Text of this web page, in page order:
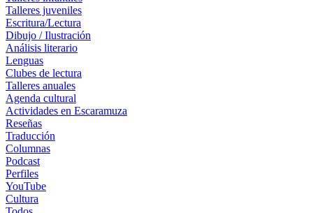
Talleres juveniles
Escritura/Lectura
Dibujo / Ilustración
Análisis literario
Lenguas
Clubes de lectura
Talleres anuales
Agenda cultural
Actividades en Escaramuza
Reseñas
Traducción
Columnas
Podcast
Perfiles
YouTube
Cultura